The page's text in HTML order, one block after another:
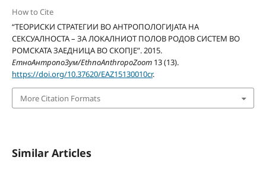
How to Cite
“ТЕОРИСКИ СТРАТЕГИИ ВО АНТРОПОЛОГИЈАТА НА
СЕКСУАЛНОСТА – ЗА ЛОКАЛНИОТ ПОЛОВ РОДОВ СИСТЕМ ВО
РОМСКАТА ЗАЕДНИЦА ВО СКОПЈЕ”. 2015.
ЕтноАнтропоЗум/EthnoAnthropoZoom13 (13).
https://doi.org/10.37620/EAZ15130010cr.
More Citation Formats
Similar Articles